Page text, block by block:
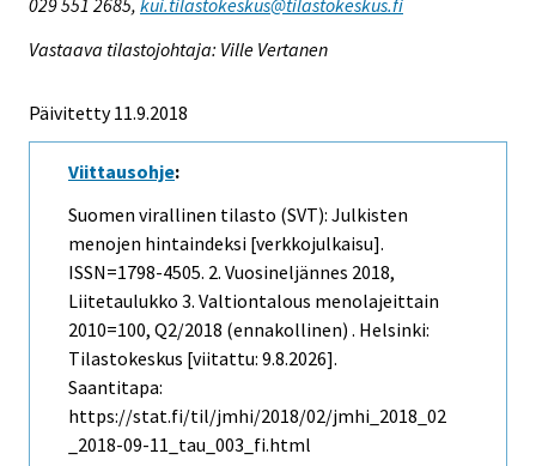
Vastaava tilastojohtaja: Ville Vertanen
Päivitetty 11.9.2018
Viittausohje:
Suomen virallinen tilasto (SVT): Julkisten
menojen hintaindeksi [verkkojulkaisu].
ISSN=1798-4505. 2. Vuosineljännes 2018,
Liitetaulukko 3. Valtiontalous menolajeittain
2010=100, Q2/2018 (ennakollinen) . Helsinki:
Tilastokeskus [viitattu: 9.8.2026].
Saantitapa:
https://stat.fi/til/jmhi/2018/02/jmhi_2018_02
_2018-09-11_tau_003_fi.html